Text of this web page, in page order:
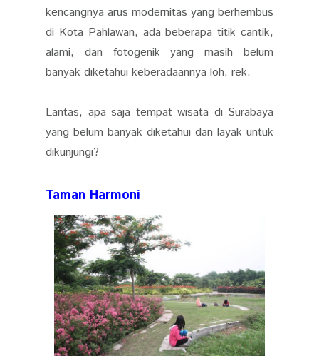
kencangnya arus modernitas yang berhembus
di Kota Pahlawan, ada beberapa titik cantik,
alami, dan fotogenik yang masih belum
banyak diketahui keberadaannya loh, rek.
Lantas, apa saja tempat wisata di Surabaya
yang belum banyak diketahui dan layak untuk
dikunjungi?
Taman Harmoni